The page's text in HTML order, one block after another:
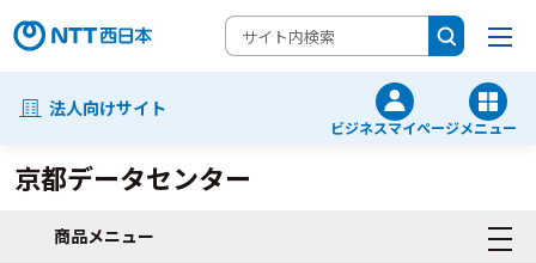
法人向けサイト
ビジネスマイページメニュー
京都データセンター
商品メニュー